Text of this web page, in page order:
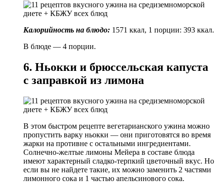
Калорийность на блюдо: 1571 ккал, 1 порции: 393 ккал.
В блюде — 4 порции.
6. Ньокки и брюссельская капуста
с заправкой из лимона
В этом быстром рецепте вегетарианского ужина можно
пропустить варку ньокки — они приготовятся во время
жарки на противне с остальными ингредиентами.
Солнечно-желтые лимоны Мейера в составе блюда
имеют характерный сладко-терпкий цветочный вкус. Но
если вы не найдете такие, их можно заменить 2 частями
лимонного сока и 1 частью апельсинового сока.